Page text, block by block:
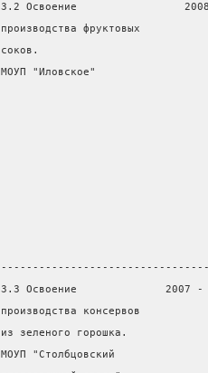
3.2 Освоение
производства
соков.
МОУП "Иловское"
3.3 Освоение
производства
из зеленого горошка.
МОУП "Столбцовский